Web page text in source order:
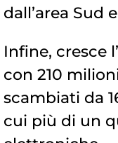
dall’area Sud
Infine, cresce
con 210
scambiati da
cui più di un